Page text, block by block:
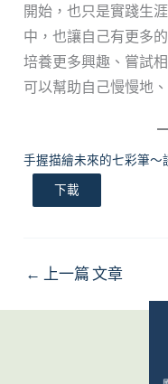
開始，也只是實踐生
中，也讓自己有更多
培養更多興趣、嘗試
可以幫助自己慢慢地
手握描繪未來的七彩筆～
下載
← 上一篇 文章